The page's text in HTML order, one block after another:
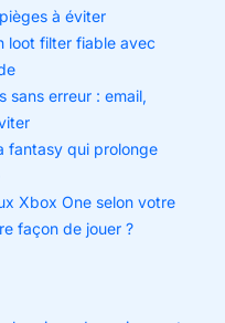
à éviter
loot filter fiable avec
sans erreur : email,
fantasy qui prolonge
Xbox One selon votre
façon de jouer ?